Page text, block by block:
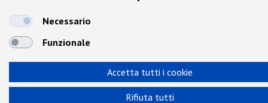
dalla Cookie Policy.
Necessario
Funzionale
Accetta tutti i cookie
Rifiuta tutti